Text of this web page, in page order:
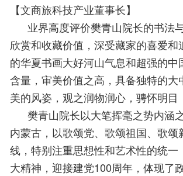
【文商旅科技产业董事长】
欣赏和收藏价值，深受藏家的喜爱和
的华夏书画大好河山气息和超强的中
含量，审美价值之高，具备独特的大
美的风姿，观之润物润心，骋怀明目
内蒙古，以歌颂党、歌颂祖国、歌颂
线，特别注重思想性和艺术性的统一
大精神，迎接建党100周年，体现了